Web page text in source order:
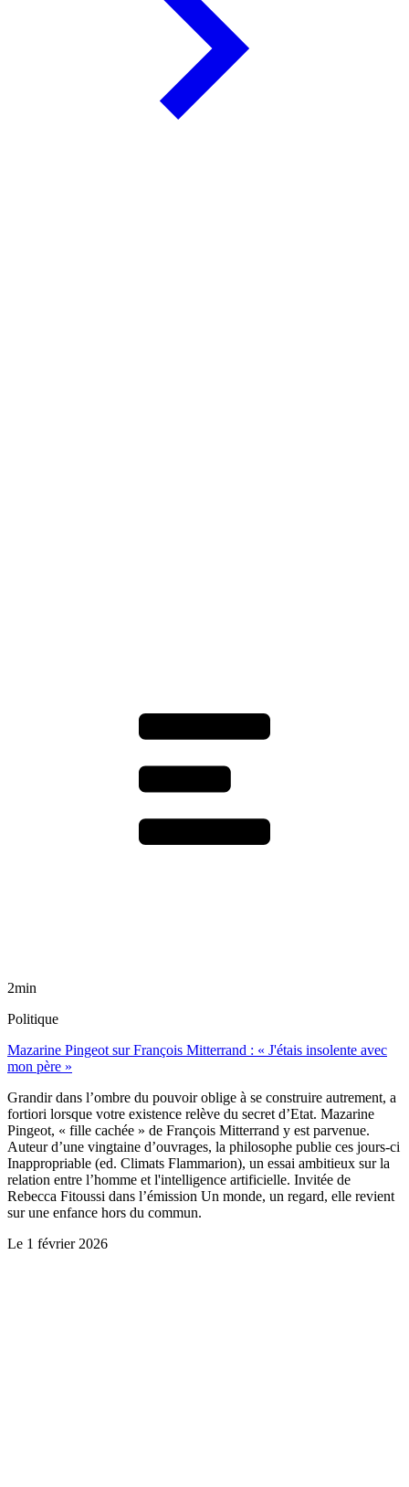
2min
Politique
Mazarine Pingeot sur François Mitterrand : « J'étais insolente avec
mon père »
Grandir dans l’ombre du pouvoir oblige à se construire autrement, a
fortiori lorsque votre existence relève du secret d’Etat. Mazarine
Pingeot, « fille cachée » de François Mitterrand y est parvenue.
Auteur d’une vingtaine d’ouvrages, la philosophe publie ces jours-ci
Inappropriable (ed. Climats Flammarion), un essai ambitieux sur la
relation entre l’homme et l'intelligence artificielle. Invitée de
Rebecca Fitoussi dans l’émission Un monde, un regard, elle revient
sur une enfance hors du commun.
Le 1 février 2026